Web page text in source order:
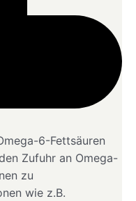
6-Fettsäuren
Zufuhr an Omega-
zu
wie z.B.